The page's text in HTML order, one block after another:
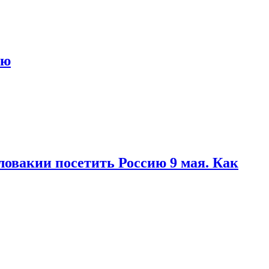
посетить Россию 9 мая. Как